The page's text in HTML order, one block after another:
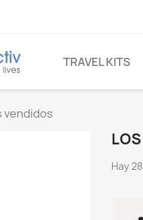
TRAVEL KITS
vendidos
Hay